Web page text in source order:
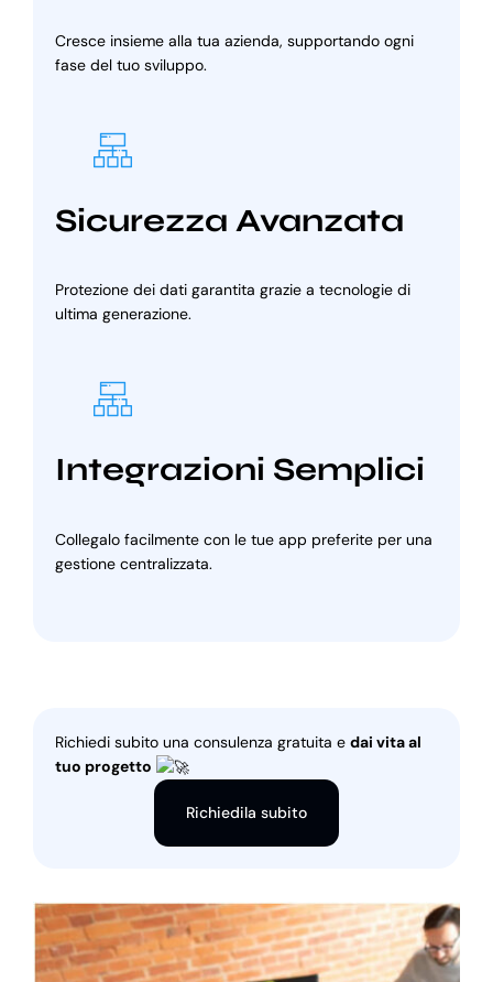
Cresce insieme alla tua azienda, supportando ogni
fase del tuo sviluppo.
Sicurezza Avanzata
Protezione dei dati garantita grazie a tecnologie di
ultima generazione.
Integrazioni Semplici
Collegalo facilmente con le tue app preferite per una
gestione centralizzata.
Richiedi subito una consulenza gratuita e dai vita al
tuo progetto
Richiedila subito